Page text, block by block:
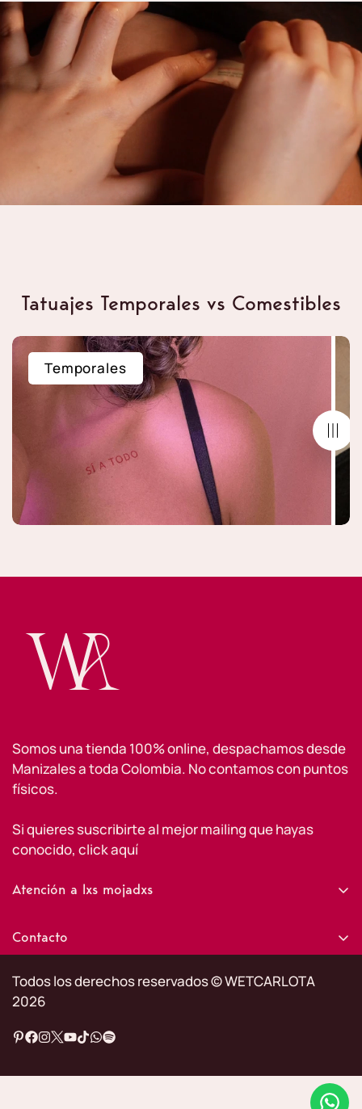
Tatuajes Temporales vs Comestibles
Temporales
Somos una tienda 100% online, despachamos desde
Manizales a toda Colombia. No contamos con puntos
físicos.
Si quieres suscribirte al mejor mailing que hayas
conocido, click aquí
Atención a lxs mojadxs
Tratamiento de datos personales
Política de envíos
Términos y condiciones
Política de reembolso
Contacto
info@wetcarlota.com
Todos los derechos reservados © WETCARLOTA
2026